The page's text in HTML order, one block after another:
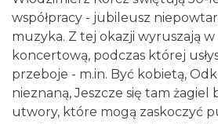
współpracy - jubileusz
muzyka. Z tej okazji wyruszają
koncertową, podczas której
przeboje - m.in. Być kobietą,
nieznaną, Jeszcze się tam żagiel
utwory, które mogą zaskoczyć